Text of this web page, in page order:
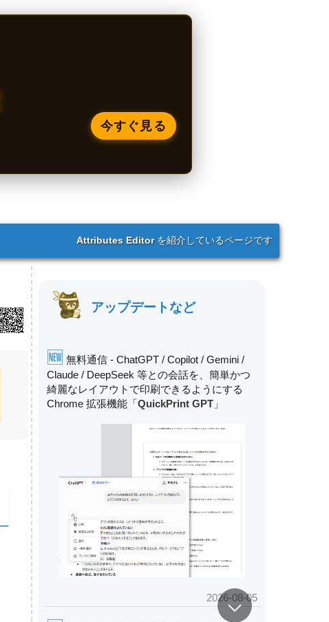
今すぐ見る
Attributes Editorを紹介しているページです
アップデートなど